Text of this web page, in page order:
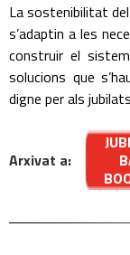
La sostenibilitat
s’adaptin a les
construir el
solucions que
digne per als
Arxivat a: